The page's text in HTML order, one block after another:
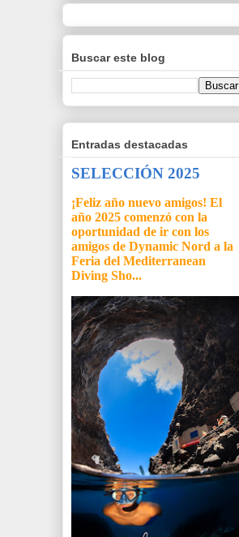
Buscar este blog
Entradas destacadas
SELECCIÓN 2025
¡Feliz año nuevo amigos! El
año 2025 comenzó con la
oportunidad de ir con los
amigos de Dynamic Nord a la
Feria del Mediterranean
Diving Sho...